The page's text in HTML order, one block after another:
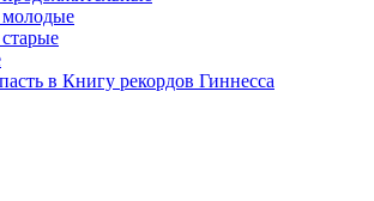
в Книгу рекордов Гиннесса